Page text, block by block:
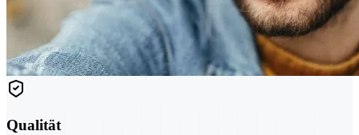
Qualität